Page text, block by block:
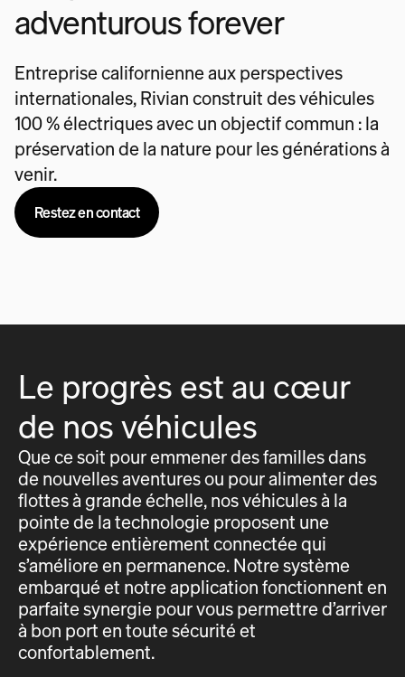
adventurous forever
Entreprise californienne aux perspectives
internationales, Rivian construit des véhicules
100 % électriques avec un objectif commun : la
préservation de la nature pour les générations à
venir.
Restez en contact
Le progrès est au cœur
de nos véhicules
Que ce soit pour emmener des familles dans
de nouvelles aventures ou pour alimenter des
flottes à grande échelle, nos véhicules à la
pointe de la technologie proposent une
expérience entièrement connectée qui
s’améliore en permanence. Notre système
embarqué et notre application fonctionnent en
parfaite synergie pour vous permettre d’arriver
à bon port en toute sécurité et
confortablement.